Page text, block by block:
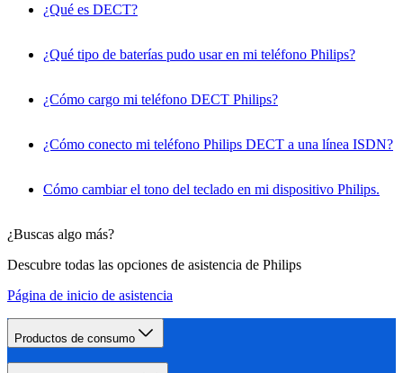
¿Qué es DECT?
¿Qué tipo de baterías pudo usar en mi teléfono Philips?
¿Cómo cargo mi teléfono DECT Philips?
¿Cómo conecto mi teléfono Philips DECT a una línea ISDN?
Cómo cambiar el tono del teclado en mi dispositivo Philips.
¿Buscas algo más?
Descubre todas las opciones de asistencia de Philips
Página de inicio de asistencia
Productos de consumo